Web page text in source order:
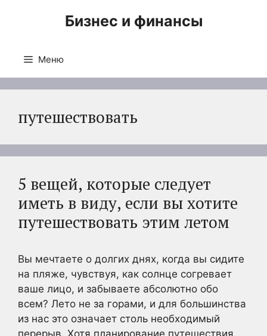
Бизнес и финансы
Меню
путешествовать
5 вещей, которые следует
иметь в виду, если вы хотите
путешествовать этим летом
Вы мечтаете о долгих днях, когда вы сидите
на пляже, чувствуя, как солнце согревает
ваше лицо, и забываете абсолютно обо
всем? Лето не за горами, и для большинства
из нас это означает столь необходимый
перерыв. Хотя планирование путешествия